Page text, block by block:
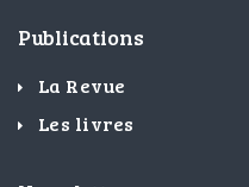
Publications
La Revue
Les livres